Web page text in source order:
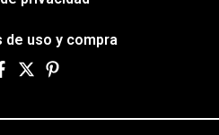
de uso y compra